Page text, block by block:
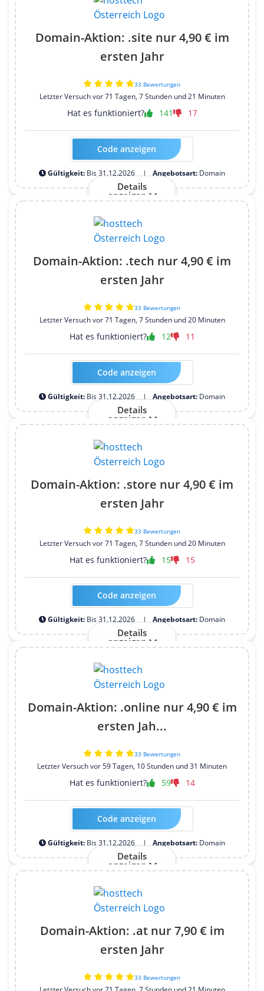
Domain-Aktion: .site nur 4,90 € im
ersten Jahr
33 Bewertungen
Letzter Versuch vor 71 Tagen, 7 Stunden und 21 Minuten
Hat es funktioniert? 141 17
Kein Code erforderlich
Code anzeigen
Gültigkeit: Bis 31.12.2026 Angebotsart: Domain
Details
anzeigen
Domain-Aktion: .tech nur 4,90 € im
ersten Jahr
33 Bewertungen
Letzter Versuch vor 71 Tagen, 7 Stunden und 20 Minuten
Hat es funktioniert? 12 11
Kein Code erforderlich
Code anzeigen
Gültigkeit: Bis 31.12.2026 Angebotsart: Domain
Details
anzeigen
Domain-Aktion: .store nur 4,90 € im
ersten Jahr
33 Bewertungen
Letzter Versuch vor 71 Tagen, 7 Stunden und 20 Minuten
Hat es funktioniert? 15 15
Kein Code erforderlich
Code anzeigen
Gültigkeit: Bis 31.12.2026 Angebotsart: Domain
Details
anzeigen
Domain-Aktion: .online nur 4,90 € im
ersten Jah...
33 Bewertungen
Letzter Versuch vor 59 Tagen, 10 Stunden und 31 Minuten
Hat es funktioniert? 59 14
Kein Code erforderlich
Code anzeigen
Gültigkeit: Bis 31.12.2026 Angebotsart: Domain
Details
anzeigen
Domain-Aktion: .at nur 7,90 € im
ersten Jahr
33 Bewertungen